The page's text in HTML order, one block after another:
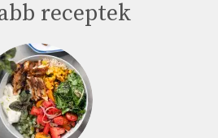
receptek